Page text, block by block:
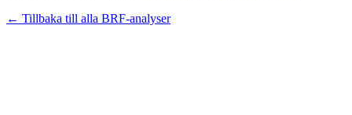
← Tillbaka till alla BRF-analyser